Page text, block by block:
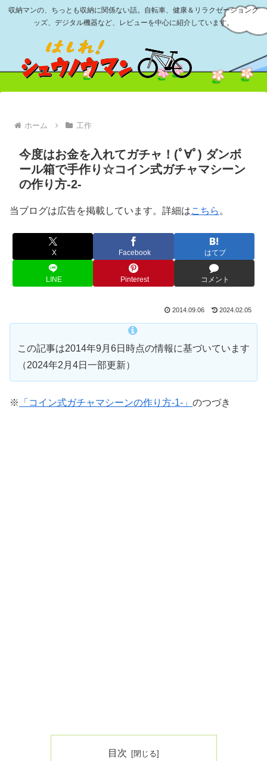
収納マンの、ちっとも収納に関係ない話。自転車、健康＆リラクゼーショング
ッズ、デジタル機器など、レビューを中心に紹介しています。
ホーム 工作
今度はお金を入れてガチャ！(ﾟ∀ﾟ) ダンボ
ール箱で手作り☆コイン式ガチャマシーン
の作り方-2-
当ブログは広告を掲載しています。詳細はこちら 。
X Facebook はてブ
LINE Pinterest コメント
2014.09.06 2024.02.05
この記事は2014年9月6日時点の情報に基づいています
（2024年2月4日一部更新）
※ 「コイン式ガチャマシーンの作り方-1-」 のつづき
目次